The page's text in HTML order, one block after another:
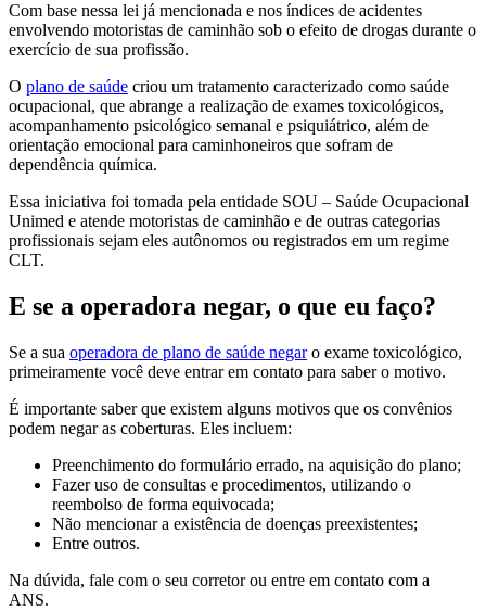
Com base nessa lei já mencionada e nos índices de acidentes
envolvendo motoristas de caminhão sob o efeito de drogas durante o
exercício de sua profissão.
O plano de saúde criou um tratamento caracterizado como saúde
ocupacional, que abrange a realização de exames toxicológicos,
acompanhamento psicológico semanal e psiquiátrico, além de
orientação emocional para caminhoneiros que sofram de
dependência química.
Essa iniciativa foi tomada pela entidade SOU – Saúde Ocupacional
Unimed e atende motoristas de caminhão e de outras categorias
profissionais sejam eles autônomos ou registrados em um regime
CLT.
E se a operadora negar, o que eu faço?
Se a sua operadora de plano de saúde negaro exame toxicológico,
primeiramente você deve entrar em contato para saber o motivo.
É importante saber que existem alguns motivos que os convênios
podem negar as coberturas. Eles incluem:
Preenchimento do formulário errado, na aquisição do plano;
Fazer uso de consultas e procedimentos, utilizando o
reembolso de forma equivocada;
Não mencionar a existência de doenças preexistentes;
Entre outros.
Na dúvida, fale com o seu corretor ou entre em contato com a
ANS.